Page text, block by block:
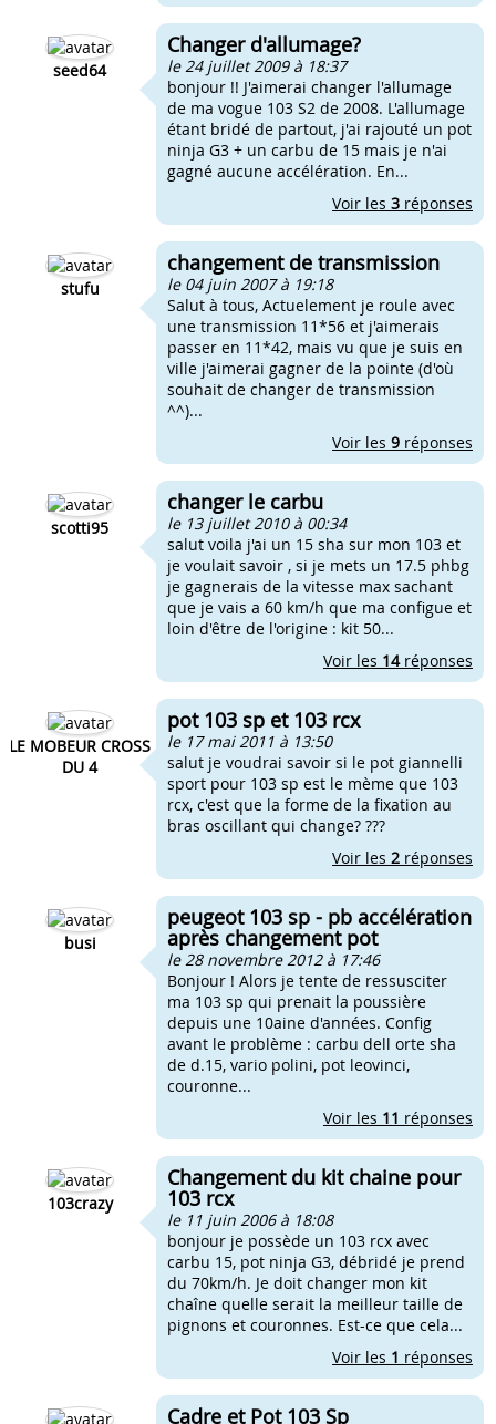
seed64
Changer d'allumage?
le 24 juillet 2009 à 18:37
bonjour !! J'aimerai changer l'allumage
de ma vogue 103 S2 de 2008. L'allumage
étant bridé de partout, j'ai rajouté un pot
ninja G3 + un carbu de 15 mais je n'ai
gagné aucune accélération. En...
Voir les 3 réponses
stufu
changement de transmission
le 04 juin 2007 à 19:18
Salut à tous, Actuelement je roule avec
une transmission 11*56 et j'aimerais
passer en 11*42, mais vu que je suis en
ville j'aimerai gagner de la pointe (d'où
souhait de changer de transmission
^^)...
Voir les 9 réponses
scotti95
changer le carbu
le 13 juillet 2010 à 00:34
salut voila j'ai un 15 sha sur mon 103 et
je voulait savoir , si je mets un 17.5 phbg
je gagnerais de la vitesse max sachant
que je vais a 60 km/h que ma configue et
loin d'être de l'origine : kit 50...
Voir les 14réponses
LE MOBEUR CROSS
DU 4
pot 103 sp et 103 rcx
le 17 mai 2011 à 13:50
salut je voudrai savoir si le pot giannelli
sport pour 103 sp est le mème que 103
rcx, c'est que la forme de la fixation au
bras oscillant qui change? ???
Voir les 2 réponses
busi
peugeot 103 sp - pb accélération
après changement pot
le 28 novembre 2012 à 17:46
Bonjour ! Alors je tente de ressusciter
ma 103 sp qui prenait la poussière
depuis une 10aine d'années. Config
avant le problème : carbu dell orte sha
de d.15, vario polini, pot leovinci,
couronne...
Voir les 11 réponses
103crazy
Changement du kit chaine pour
103 rcx
le 11 juin 2006 à 18:08
bonjour je possède un 103 rcx avec
carbu 15, pot ninja G3, débridé je prend
du 70km/h. Je doit changer mon kit
chaîne quelle serait la meilleur taille de
pignons et couronnes. Est-ce que cela...
Voir les 1 réponses
Cadre et Pot 103 Sp